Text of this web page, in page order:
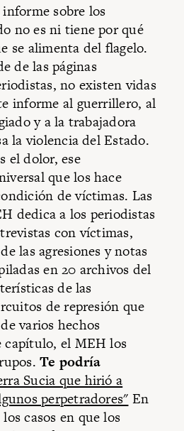
sobre los
no es ni tiene por qué
se alimenta del flagelo.
de las páginas
no existen vidas
informe al guerrillero, al
y a la trabajadora
la violencia del Estado.
el dolor, ese
que los hace
de víctimas. Las
dedica a los periodistas
con víctimas,
las agresiones y notas
en 20 archivos del
de las
de represión que
varios hechos
capítulo, el MEH los
Te podría
Sucia que hirió a
perpetradores" En
casos en que los